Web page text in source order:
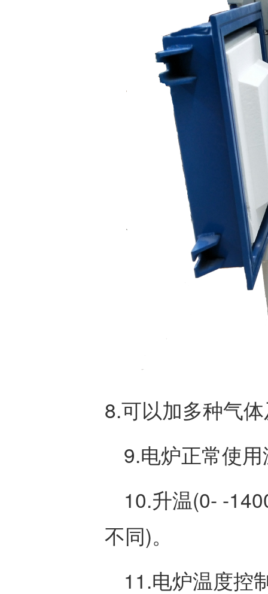
8.可以加多种气
9.电炉正常使
10.升温(0- -
不同)。
11.电炉温度控